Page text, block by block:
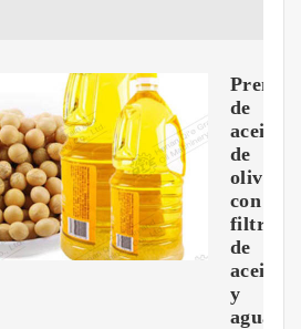
Prensa
de
aceite
de
oliva,
con
filtro
de
aceite
y
agua